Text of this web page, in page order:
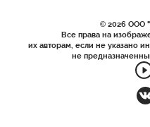
© 2026 ООО
Все права на
их авторам, если не указано
не